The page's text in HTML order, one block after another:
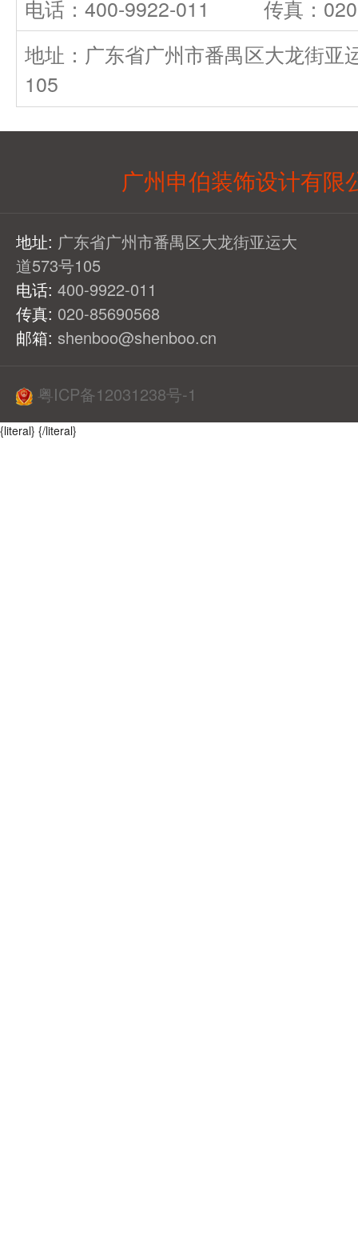
电话：400-9922-011
传真：
地址：广东省广州市番禺区大龙街亚
105
广州申伯装饰设计有限
地址: 广东省广州市番禺区大龙街亚运大
道573号105
电话: 400-9922-011
传真: 020-85690568
邮箱: shenboo@shenboo.cn
粤ICP备12031238号-1
{literal} {/literal}